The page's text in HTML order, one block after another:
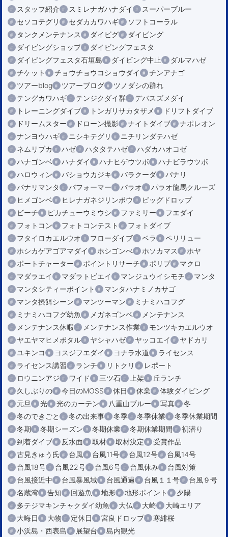
スタッフ紹介
スミレナガハナダイ
スーパーブルー
セソコテグリ
セダカカワハギ
ソフトコーラル
タンクメンテナンス
ダイビグ
ダイビング
ダイビングショップ
ダイビングフェスタ
ダイビングフェスタ石垣島
ダイビング中止
ダルマハゼ
チケット
チョウチョウコショウダイ
チンアナゴ
ツアーblog
ツアーブログ
ツノダシの群れ
テングカワハギ
テンジクダイ群
デバスズメダイ
トレーニングダイブ
トンガリサカタザメ
ドリフトダイブ
ドリームスター
ドローン撮影 ナイトダイブ
ナポレオン
ナンヨウハギ
ニシキテグリ
ニチリンダテハゼ
ネムリブカ
ハゼ ハタタテハゼ
ハダカハオコゼ
ハナゴンベ
ハナダイ ハナヒゲウツボ
ハナビラウツボ
ハロウィン
バショウカジキ バラクーダ
パナリ
パナリマンタ
パフォーマー パラオ
パラオ龍馬クルーズ
ヒメゴンベ
ヒレナガネジリンボウ
ビッグドロップ
ビーチ
ピカチューウミウシ ファミリー
フエダイ
フォトコン
フォトコンテスト
フォトダイブ
フタイロカエルウオ
フローダイブ ベラ
ペリリュー
ホシカゲアゴアマダイ
ホシゴンべ ホソカマス
ホヤ
ボートチャーター
ポイントリサーチ ポリプ
マクロ
マダラエイ
マダラトビエイ マンジュウイシモチ
マンタ
マンタシティーポイント
マンタハナミノカサゴ
マンタ摂餌シーン
マンツーマン
ミナミハコフグ
ミナミハコフグ幼魚
メガネゴンベ
メンテナンス
メンテナンス休暇
メンテナンス作業
モンツキカエルウオ
ヤエヤマヒメボタル
ヤシャハゼ ヤッコエイ
ヤドカリ
ユキンコ
ヨスジフエダイ ヨナラ水道
ライセンス
ライセンス講習
ランチ リトクリ
レポート
ロウニンアジ
ワイド 三ツ石 上架
丘ランチ
久しぶりの
今日のMOSS 休日 休業
体験ダイビング
元旦
光 光のカーテン 八重山ブルー 写真
冬
冬のできごと
冬の出来事 冬季 冬季休業
冬季休業期間
冬期
冬期シーズン 冬期休業 冬期休業期間
初潜り
到着ダイブ
反水面 取材 取材決定
受賞作品
古見きゅう氏
台風 台風11号 台風12号
台風14号
台風18号
台風22号 台風6号 台風休み
台風対策
台風接近中
台風暴風域 台風通過 台風１１号
台風９号
名蔵湾
告知 回遊魚 地形 地形ポイント
夕陽
多テジマキンチャクダイ幼魚
大仏 大崎
大崎エリア
大晦日
大物 定休日 宮良ドロップ
寒緋桜
小浜島・西表島
展望台
島内観光